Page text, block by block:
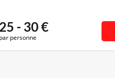
25 - 30€
par personne